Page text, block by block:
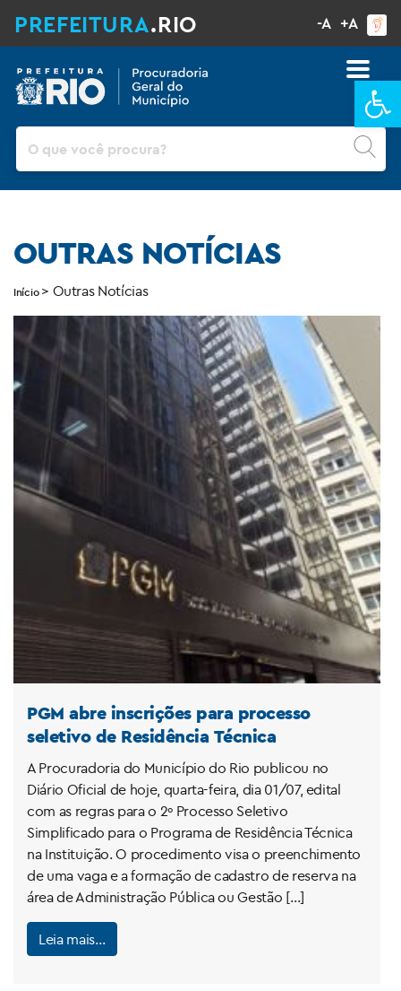
PREFEITURA.RIO -A +A
OUTRAS NOTÍCIAS
Início > Outras Notícias
PGM abre inscrições para processo
seletivo de Residência Técnica
A Procuradoria do Município do Rio publicou no
Diário Oficial de hoje, quarta-feira, dia 01/07, edital
com as regras para o 2º Processo Seletivo
Simplificado para o Programa de Residência Técnica
na Instituição. O procedimento visa o preenchimento
de uma vaga e a formação de cadastro de reserva na
área de Administração Pública ou Gestão […]
Leia mais…